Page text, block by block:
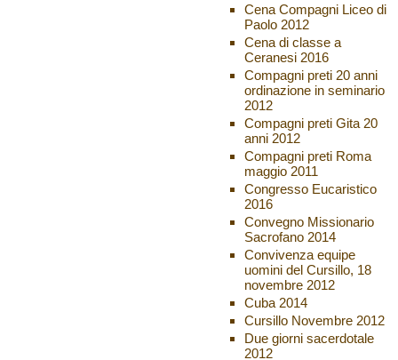
Cena Compagni Liceo di
Paolo 2012
Cena di classe a
Ceranesi 2016
Compagni preti 20 anni
ordinazione in seminario
2012
Compagni preti Gita 20
anni 2012
Compagni preti Roma
maggio 2011
Congresso Eucaristico
2016
Convegno Missionario
Sacrofano 2014
Convivenza equipe
uomini del Cursillo, 18
novembre 2012
Cuba 2014
Cursillo Novembre 2012
Due giorni sacerdotale
2012